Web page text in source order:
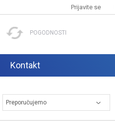
Prijavite se
POGODNOSTI
Kontakt